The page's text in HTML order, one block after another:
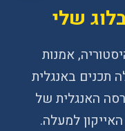
שלי
אמנות
תכנים באנגלית
האנגלית של
למעלה.